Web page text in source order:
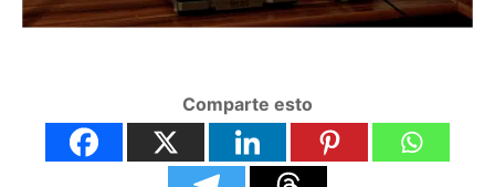
Comparte esto